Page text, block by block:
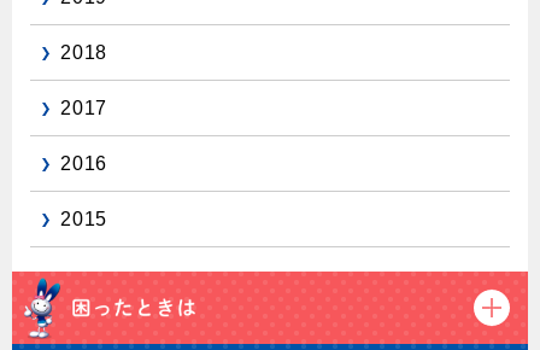
お引越しのときには
ガス使用開始のご案内
インターネット受付
2018
2017
2016
2015